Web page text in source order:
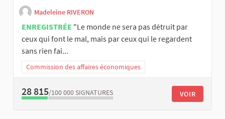
Madeleine RIVERON
ENREGISTRÉE "Le monde ne sera pas détruit par
ceux qui font le mal, mais par ceux qui le regardent
sans rien fai...
Commission des affaires économiques
28 815/100 000 SIGNATURES VOIR